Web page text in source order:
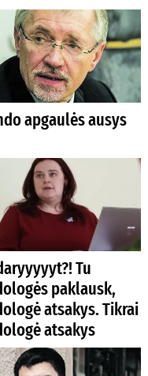
apgaulės ausys
Tu
paklausk,
atsakys. Tikrai
atsakys